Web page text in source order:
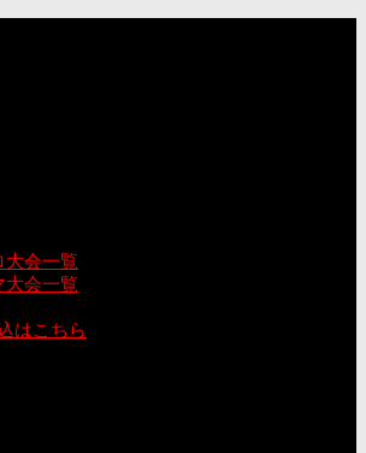
大会一覧
大会一覧
はこちら